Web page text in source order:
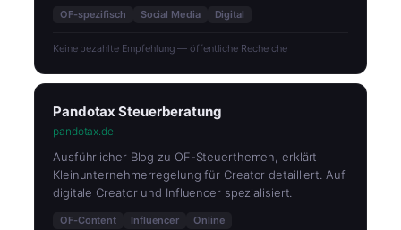
OF-spezifisch Social Media Digital
Keine bezahlte Empfehlung — öffentliche Recherche
Pandotax Steuerberatung
pandotax.de
Ausführlicher Blog zu OF-Steuerthemen, erklärt
Kleinunternehmerregelung für Creator detailliert. Auf
digitale Creator und Influencer spezialisiert.
OF-Content Influencer Online